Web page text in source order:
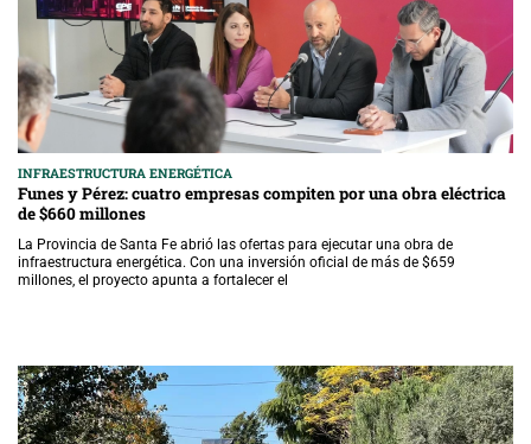
INFRAESTRUCTURA ENERGÉTICA
Funes y Pérez: cuatro empresas compiten por una obra eléctrica
de $660 millones
La Provincia de Santa Fe abrió las ofertas para ejecutar una obra de
infraestructura energética. Con una inversión oficial de más de $659
millones, el proyecto apunta a fortalecer el